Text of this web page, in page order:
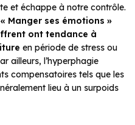
et échappe à notre contrôle.
« Manger ses émotions »
ont tendance à
en période de stress ou
ailleurs, l’hyperphagie
compensatoires tels que les
lieu à un surpoids